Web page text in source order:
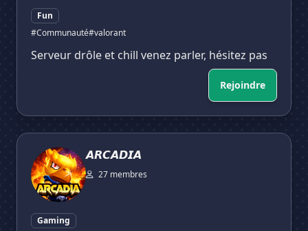
Fun
#Communauté#valorant
Serveur drôle et chill venez parler, hésitez pas
Rejoindre
𝘼𝙍𝘾𝘼𝘿𝙄𝘼
𝘼𝙍𝘾𝘼𝘿𝙄𝘼
27 membres
Gaming